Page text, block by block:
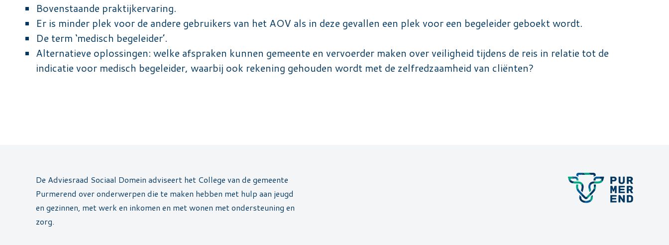
Bovenstaande praktijkervaring.
Er is minder plek voor de andere gebruikers van het AOV als in deze gevallen een plek voor een begeleider geboekt wordt.
De term ‘medisch begeleider’.
Alternatieve oplossingen: welke afspraken kunnen gemeente en vervoerder maken over veiligheid tijdens de reis in relatie tot de
indicatie voor medisch begeleider, waarbij ook rekening gehouden wordt met de zelfredzaamheid van cliënten?
De Adviesraad Sociaal Domein adviseert het College van de gemeente
Purmerend over onderwerpen die te maken hebben met hulp aan jeugd
en gezinnen, met werk en inkomen en met wonen met ondersteuning en
zorg.